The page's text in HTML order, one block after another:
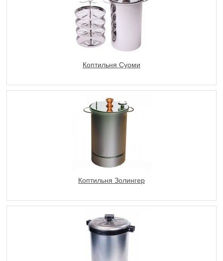
Коптильня Суоми
Коптильня Золингер